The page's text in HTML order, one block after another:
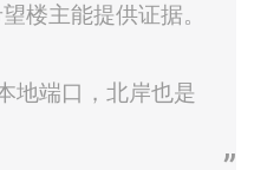
楼主能提供证据。
地端口，北岸也是